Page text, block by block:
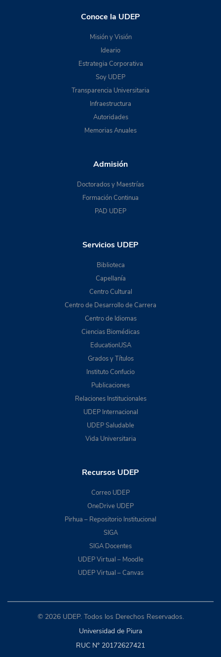
Conoce la UDEP
Misión y Visión
Ideario
Estrategia Corporativa
Soy UDEP
Transparencia Universitaria
Infraestructura
Autoridades
Memorias Anuales
Admisión
Doctorados y Maestrías
Formación Continua
PAD UDEP
Servicios UDEP
Biblioteca
Capellanía
Centro Cultural
Centro de Desarrollo de Carrera
Centro de Idiomas
Ciencias Biomédicas
EducationUSA
Grados y Títulos
Instituto Confucio
Publicaciones
Relaciones Institucionales
UDEP Internacional
UDEP Saludable
Vida Universitaria
Recursos UDEP
Correo UDEP
OneDrive UDEP
Pirhua – Repositorio Institucional
SIGA
SIGA Docentes
UDEP Virtual – Moodle
UDEP Virtual – Canvas
© 2026 UDEP. Todos los Derechos Reservados.
Universidad de Piura
RUC N° 20172627421